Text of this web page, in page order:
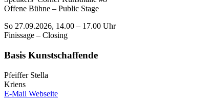
Offene Bühne – Public Stage
So 27.09.2026, 14.00 – 17.00 Uhr
Finissage – Closing
Basis Kunstschaffende
Pfeiffer Stella
Kriens
E-Mail Webseite